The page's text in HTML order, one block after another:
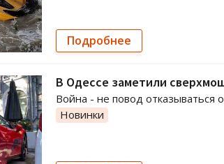
Подробнее
В Одессе заметили
Война - не повод отказываться
Новинки